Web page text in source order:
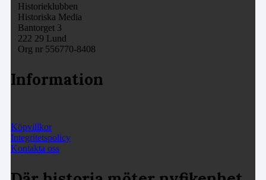
Historieklubben
Historiska Media
Bantorget 3
222 29 Lund
Org nr 556770-8408
Information
Köpvillkor
Integritetspolicy
Kontakta oss